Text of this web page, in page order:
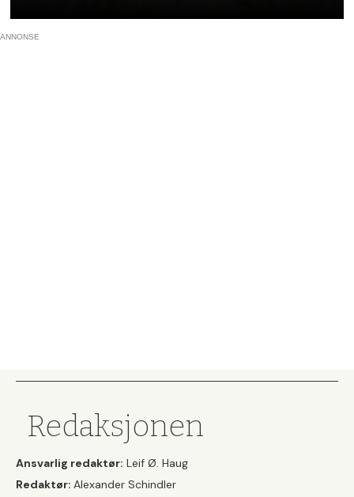
ANNONSE
Redaksjonen
Ansvarlig redaktør: Leif Ø. Haug
Redaktør: Alexander Schindler